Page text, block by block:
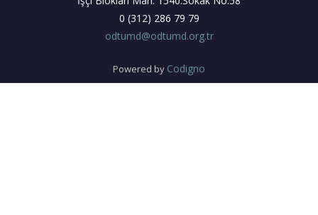
0 (312) 286 79 79
odtumd@odtumd.org.tr
Powered by Codigno